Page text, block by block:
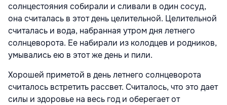
солнцестояния собирали и сливали в один сосуд,
она считалась в этот день целительной. Целительной
считалась и вода, набранная утром дня летнего
солнцеворота. Ее набирали из колодцев и родников,
умывались ею в этот же день и пили.
Хорошей приметой в день летнего солнцеворота
считалось встретить рассвет. Считалось, что это дает
силы и здоровье на весь год и оберегает от